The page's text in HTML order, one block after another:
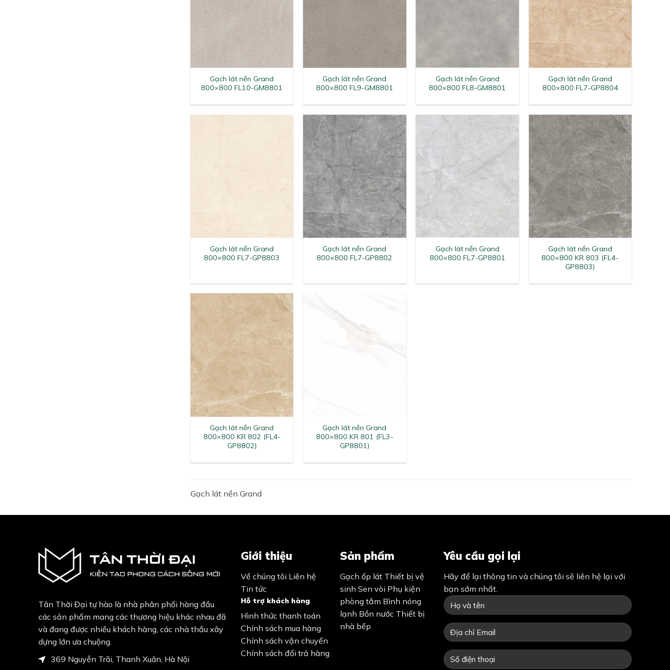
Gạch lát nền Grand
800×800 FL10-GM8801
Gạch lát nền Grand
800×800 FL9-GM8801
Gạch lát nền Grand
800×800 FL8-GM8801
Gạch lát nền Grand
800×800 FL7-GP8804
Gạch lát nền Grand
800×800 FL7-GP8803
Gạch lát nền Grand
800×800 FL7-GP8802
Gạch lát nền Grand
800×800 FL7-GP8801
+
Gạch lát nền Grand
800×800 KR 803 (FL4-
GP8803)
+
Gạch lát nền Grand
800×800 KR 802 (FL4-
GP8802)
Gạch lát nền Grand
800×800 KR 801 (FL3-
GP8801)
Gạch lát nền Grand
Tân Thời Đại tự hào là nhà phân phối hàng đầu
các sản phẩm mang các thương hiệu khác nhau đã
và đang được nhiều khách hàng, các nhà thầu xây
dựng lớn ưa chuộng.
369 Nguyễn Trãi, Thanh Xuân, Hà Nội
Giới thiệu
Về chúng tôi Liên hệ
Tin tức
Hỗ trợ khách hàng
Hình thức thanh toán
Chính sách mua hàng
Chính sách vận chuyển
Chính sách đổi trả hàng
Sản phẩm
Gạch ốp lát Thiết bị vệ
sinh Sen vòi Phụ kiện
phòng tắm Bình nóng
lạnh Bồn nước Thiết bị
nhà bếp
Yêu cầu gọi lại
Hãy để lại thông tin và chúng tôi sẽ liên hệ lại với
bạn sớm nhất.